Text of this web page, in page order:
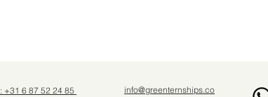
+31 6 87 52 24 85
info@greenternships.co